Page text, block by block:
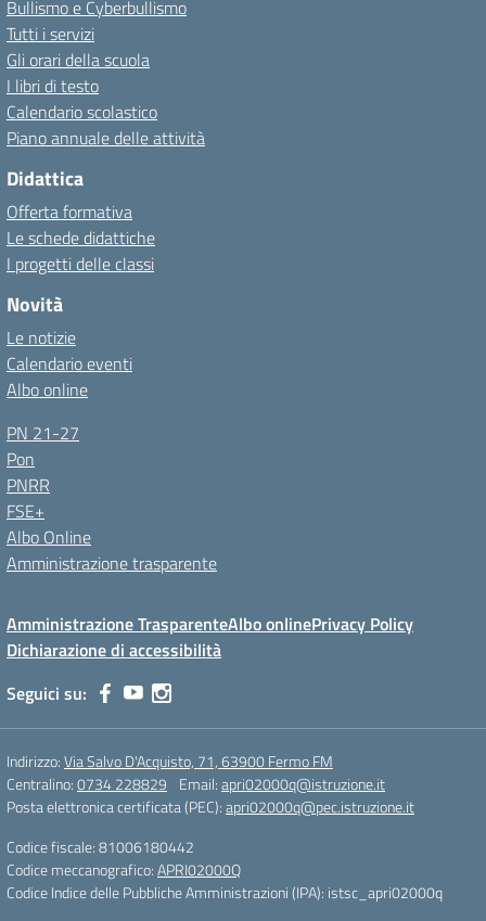
Bullismo e Cyberbullismo
Tutti i servizi
Gli orari della scuola
I libri di testo
Calendario scolastico
Piano annuale delle attività
Didattica
Offerta formativa
Le schede didattiche
I progetti delle classi
Novità
Le notizie
Calendario eventi
Albo online
PN 21-27
Pon
PNRR
FSE+
Albo Online
Amministrazione trasparente
Amministrazione TrasparenteAlbo onlinePrivacy Policy
Dichiarazione di accessibilità
Seguici su:
Indirizzo:Via Salvo D'Acquisto, 71, 63900 Fermo FM
Centralino:0734 228829 Email:apri02000q@istruzione.it
Posta elettronica certificata (PEC):apri02000q@pec.istruzione.it
Codice fiscale: 81006180442
Codice meccanografico:APRI02000Q
Codice Indice delle Pubbliche Amministrazioni (IPA): istsc_apri02000q